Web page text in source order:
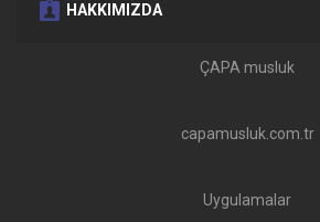
HAKKIMIZDA
ÇAPA musluk
capamusluk.com.tr
Uygulamalar